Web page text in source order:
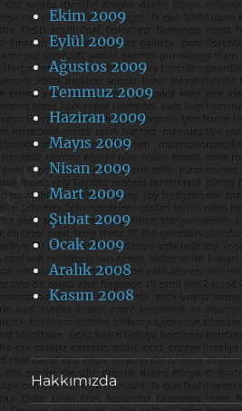
Ekim 2009
Eylül 2009
Ağustos 2009
Temmuz 2009
Haziran 2009
Mayıs 2009
Nisan 2009
Mart 2009
Şubat 2009
Ocak 2009
Aralık 2008
Kasım 2008
Hakkımızda